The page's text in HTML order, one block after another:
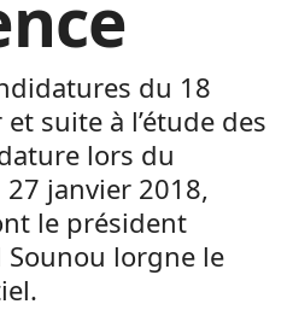
du 18
suite à l’étude des
lors du
janvier 2018,
le président
Sounou lorgne le